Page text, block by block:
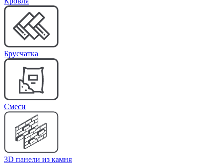
Брусчатка
Cмеси
3D панели из камня